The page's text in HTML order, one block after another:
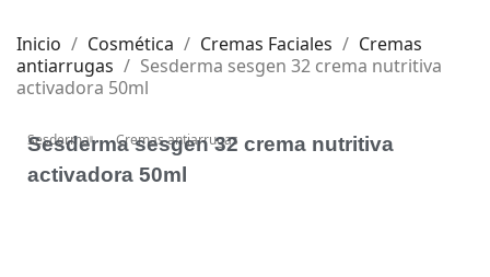
Cosmética
Bebé y mamá
Cosmética
Bebé y mamá
Inicio Cosmética Cremas Faciales
Cremas
antiarrugas
Sesderma sesgen 32 crema nutritiva
activadora 50ml
Sesderma Cremas antiarrugas
Sesderma sesgen 32 crema nutritiva
activadora 50ml